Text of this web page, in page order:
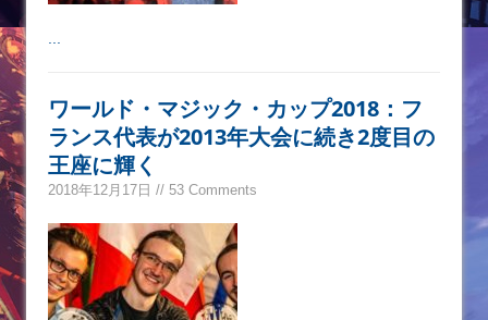
ワールド・マジック・カップ2018：フ
ランス代表が2013年大会に続き2度目の
王座に輝く
2018年12月17日 // 53 Comments